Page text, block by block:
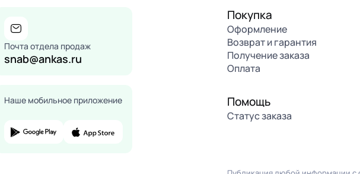
Почта отдела продаж
snab@ankas.ru
Наше мобильное приложение
Покупка
Оформление
Возврат и гарантия
Получение заказа
Оплата
Помощь
Статус заказа